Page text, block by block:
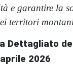
e garantire la
territori
Dettagliato
2026